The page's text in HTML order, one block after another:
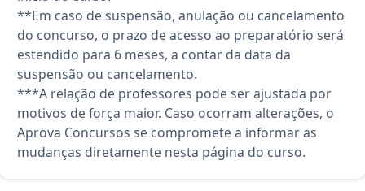
**Em caso de suspensão, anulação ou cancelamento
do concurso, o prazo de acesso ao preparatório será
estendido para 6 meses, a contar da data da
suspensão ou cancelamento.
***A relação de professores pode ser ajustada por
motivos de força maior. Caso ocorram alterações, o
Aprova Concursos se compromete a informar as
mudanças diretamente nesta página do curso.